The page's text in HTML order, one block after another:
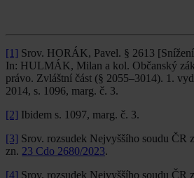
[1] Srov. HORÁK, Pavel. § 2613
In: HULMÁK, Milan a kol. Občanský
právo. Zvláštní část (§ 2055–3014). 1.
2014, s. 1096, marg. č. 3.
[2] Ibidem s. 1097, marg. č. 3.
[3] Srov. rozsudek Nejvyššího soudu ČR
zn. 23 Cdo 2680/2023.
[4] Srov. rozsudek Nejvyššího soudu ČR